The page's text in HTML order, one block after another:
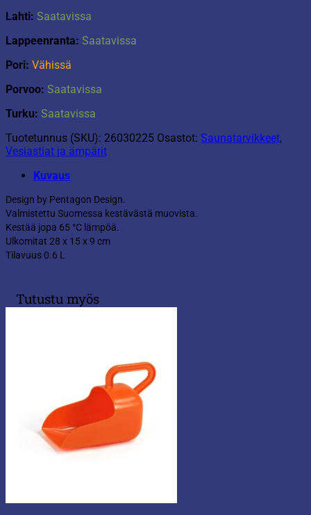
Lahti: Saatavissa
Lappeenranta: Saatavissa
Pori: Vähissä
Porvoo: Saatavissa
Turku: Saatavissa
Tuotetunnus (SKU): 26030225 Osastot: Saunatarvikkeet,
Vesiastiat ja ämpärit
Kuvaus
Design by Pentagon Design.
Valmistettu Suomessa kestävästä muovista.
Kestää jopa 65 °C lämpöä.
Ulkomitat 28 x 15 x 9 cm
Tilavuus 0.6 L
Tutustu myös